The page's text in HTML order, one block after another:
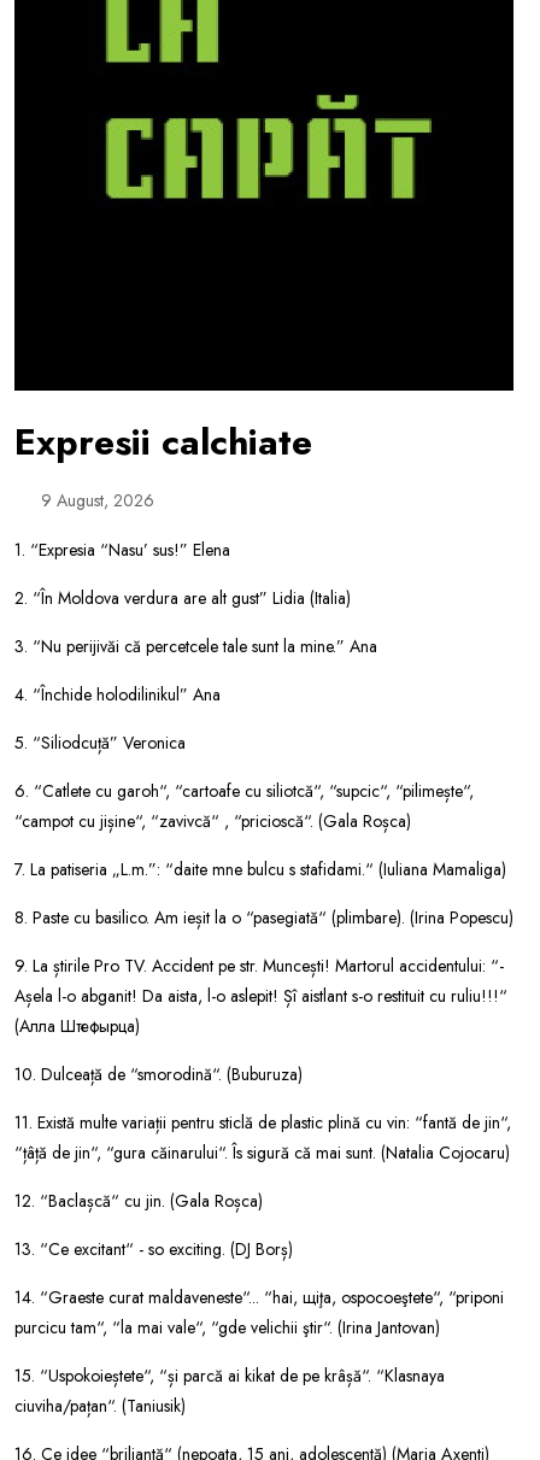
Expresii calchiate
9 August, 2026
1. “Expresia “Nasu’ sus!” Elena
2. “În Moldova verdura are alt gust” Lidia (Italia)
3. “Nu perijivăi că percetcele tale sunt la mine.” Ana
4. “Închide holodilinikul” Ana
5. “Siliodcuță” Veronica
6. “Catlete cu garoh“, “cartoafe cu siliotcă“, “supcic“, “pilimește“,
“campot cu jișine“, “zavivcă“ , “pricioscă“. (Gala Roșca)
7. La patiseria „L.m.”: “daite mne bulcu s stafidami.“ (Iuliana Mamaliga)
8. Paste cu basilico. Am ieșit la o “pasegiată“ (plimbare). (Irina Popescu)
9. La știrile Pro TV. Accident pe str. Muncești! Martorul accidentului: “-
Așela l-o abganit! Da aista, l-o aslepit! Șî aistlant s-o restituit cu ruliu!!!“
(Алла Штефырца)
10. Dulceață de “smorodină“. (Buburuza)
11. Există multe variații pentru sticlă de plastic plină cu vin: “fantă de jin“,
“țâță de jin“, “gura căinarului“. Îs sigură că mai sunt. (Natalia Cojocaru)
12. “Baclașcă“ cu jin. (Gala Roșca)
13. “Ce excitant“ - so exciting. (DJ Borș)
14. “Graeste curat maldaveneste“... “hai, щiţa, ospocoeştete“, “priponi
purcicu tam“, “la mai vale“, “gde velichii ştir“. (Irina Jantovan)
15. “Uspokoieștete“, “și parcă ai kikat de pe krâșă“. “Klasnaya
ciuviha/pațan“. (Taniusik)
16. Ce idee “briliantă“ (nepoata, 15 ani, adolescentă) (Maria Axenti)